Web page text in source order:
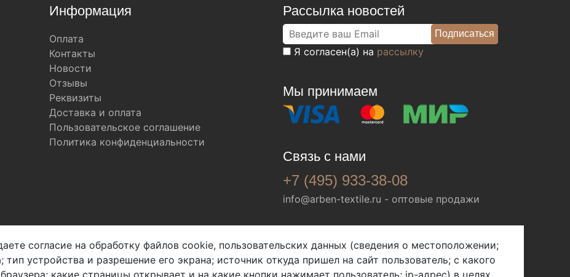
Информация
Оплата
Контакты
Новости
Отзывы
Реквизиты
Доставка и оплата
Пользовательское соглашение
Политика конфиденциальности
Рассылка новостей
Я согласен(а) на рассылку
Мы принимаем
Связь с нами
+7 (495) 933-38-08
info@arben-textile.ru - оптовые продажи
Мы в соц. сетях
согласие на обработку файлов cookie, пользовательских данных (сведения о местоположении;
устройства и разрешение его экрана; источник откуда пришел на сайт пользователь; с какого
какие страницы открывает и на какие кнопки нажимает пользователь; ip-адрес) в целях